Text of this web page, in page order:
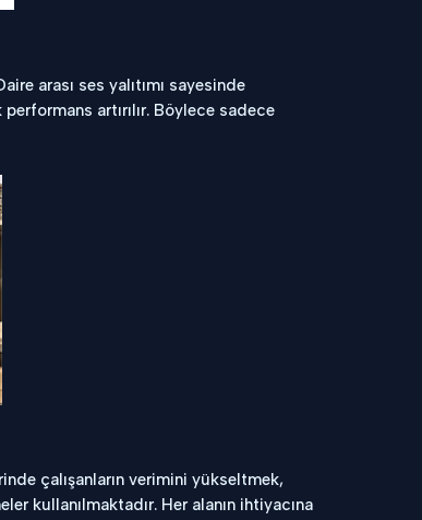
arası ses yalıtımı sayesinde
artırılır. Böylece sadece
çalışanların verimini yükseltmek,
kullanılmaktadır. Her alanın ihtiyacına